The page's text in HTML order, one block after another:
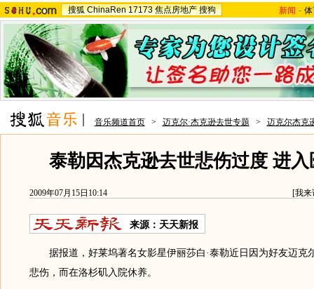
搜狐 ChinaRen 17173 焦点房地产 搜狗 新闻 -
音乐频道首页 > 迈克尔·杰克逊去世专题 > 迈克尔杰克
泰勒因杰克逊去世悲伤过度 进
2009年07月15日10:14 [我来
来源： 天天新报
据报道，好莱坞著名女影星伊丽莎白·泰勒近日因为好友迈克
悲伤，而在洛杉矶入院休养。